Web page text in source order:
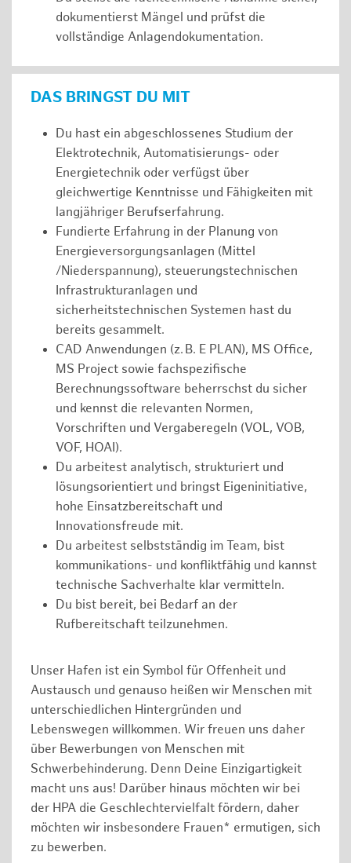
dokumentierst Mängel und prüfst die
vollständige Anlagendokumentation.
DAS BRINGST DU MIT
Du hast ein abgeschlossenes Studium der
Elektrotechnik, Automatisierungs- oder
Energietechnik oder verfügst über
gleichwertige Kenntnisse und Fähigkeiten mit
langjähriger Berufserfahrung.
Fundierte Erfahrung in der Planung von
Energieversorgungsanlagen (Mittel
/Niederspannung), steuerungstechnischen
Infrastrukturanlagen und
sicherheitstechnischen Systemen hast du
bereits gesammelt.
CAD Anwendungen (z. B. E PLAN), MS Office,
MS Project sowie fachspezifische
Berechnungssoftware beherrschst du sicher
und kennst die relevanten Normen,
Vorschriften und Vergaberegeln (VOL, VOB,
VOF, HOAI).
Du arbeitest analytisch, strukturiert und
lösungsorientiert und bringst Eigeninitiative,
hohe Einsatzbereitschaft und
Innovationsfreude mit.
Du arbeitest selbstständig im Team, bist
kommunikations- und konfliktfähig und kannst
technische Sachverhalte klar vermitteln.
Du bist bereit, bei Bedarf an der
Rufbereitschaft teilzunehmen.
Unser Hafen ist ein Symbol für Offenheit und
Austausch und genauso heißen wir Menschen mit
unterschiedlichen Hintergründen und
Lebenswegen willkommen. Wir freuen uns daher
über Bewerbungen von Menschen mit
Schwerbehinderung. Denn Deine Einzigartigkeit
macht uns aus! Darüber hinaus möchten wir bei
der HPA die Geschlechtervielfalt fördern, daher
möchten wir insbesondere Frauen* ermutigen, sich
zu bewerben.